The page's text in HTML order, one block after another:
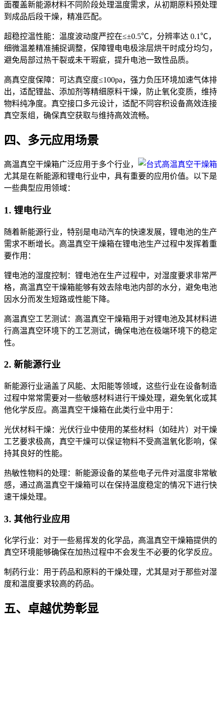
面覆盖新能源材料不同阶段处理温度需求，从初期原料预处理
到成品后段干燥，精准匹配。
超稳控温性能：温度波动度严控在≤±0.5℃，分辨率达 0.1℃，
细微温差精准捕捉调整，保障锂电电极涂层烘干时成分均匀，
避免局部过热干裂或未干瑕疵，提升电池一致性品质。
高真空度保障：可达真空度≤100pa，强力负压环境加速气体排
出，适配锂盐、添加剂等精细原料干燥，防止氧化变质，维持
物料纯净度。真空接口多元设计，适配不同容积设备高效连接
真空泵组，确保真空获取与维持高效流畅。
四、多元应用场景
高温真空干燥箱广泛应用于多个行业，
尤其是在新能源和锂电行业中，具有重要的应用价值。以下是
一些典型应用领域：
1. 锂电行业
随着新能源行业，特别是电动汽车的快速发展，锂电池的生产
需求不断增长。高温真空干燥箱在锂电池生产过程中发挥着重
要作用：
锂电池的湿度控制：锂电池在生产过程中，对湿度要求非常严
格，高温真空干燥箱能够有效去除电池内部的水分，避免电池
因水分而发生短路或性能下降。
高温真空工艺测试：高温真空干燥箱用于对锂电池及其材料进
行高温真空环境下的工艺测试，确保电池在极端环境下的稳定
性。
2. 新能源行业
新能源行业涵盖了风能、太阳能等领域，这些行业在设备制造
过程中常常需要对一些敏感材料进行干燥处理，避免氧化或其
他化学反应。高温真空干燥箱在此类行业中用于：
光伏材料干燥：光伏行业中使用的某些材料（如硅片）对干燥
工艺要求极高，真空干燥可以保证物料不受高温氧化影响，保
持其良好的性能。
热敏性物料的处理：新能源设备的某些电子元件对温度非常敏
感，通过高温真空干燥箱可以在保持温度稳定的情况下进行快
速干燥处理。
3. 其他行业应用
化学行业：对于一些易挥发的化学品，高温真空干燥箱提供的
真空环境能够确保在加热过程中不会发生不必要的化学反应。
制药行业：用于药品和原料的干燥处理，尤其是对于那些对湿
度和温度要求较高的药品。
五、卓越优势彰显